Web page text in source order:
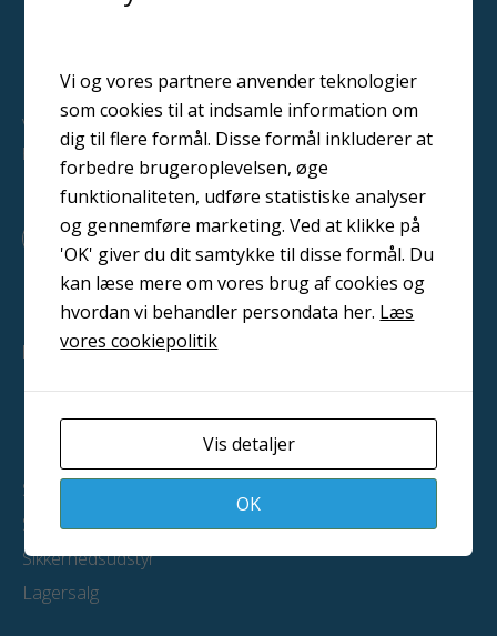
Vi leverer professionelle løsninger til overfladebehandling i
hele Danmark
L
i
n
k
e
d
i
Y
o
u
t
u
b
e
PRODUKTER
Malerudstyr
Blæsemiddel
Sandblæsningsanlæg
Slyngrensningsanlæg
Sikkerhedsudstyr
Lagersalg
Vi og vores partnere anvender teknologier
som cookies til at indsamle information om
dig til flere formål. Disse formål inkluderer at
forbedre brugeroplevelsen, øge
funktionaliteten, udføre statistiske analyser
og gennemføre marketing. Ved at klikke på
'OK' giver du dit samtykke til disse formål. Du
kan læse mere om vores brug af cookies og
hvordan vi behandler persondata her. Læs
vores cookiepolitik
Vis detaljer
OK